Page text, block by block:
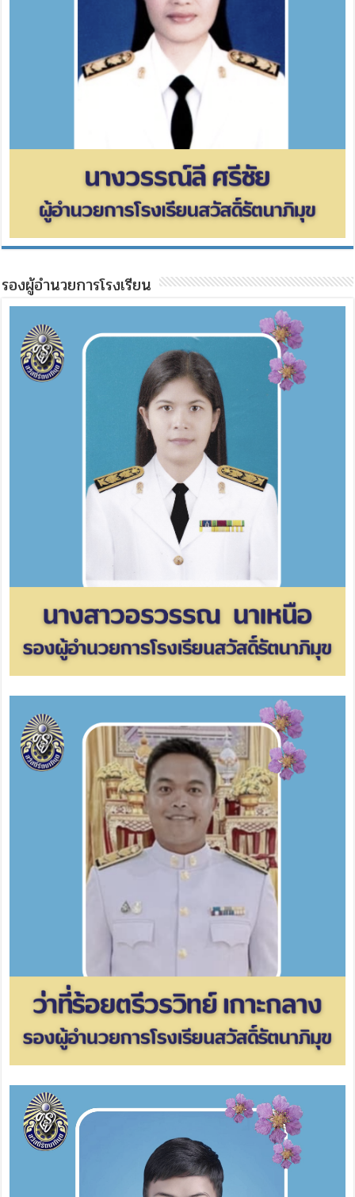
รองผู้อำนวยการโรงเรียน